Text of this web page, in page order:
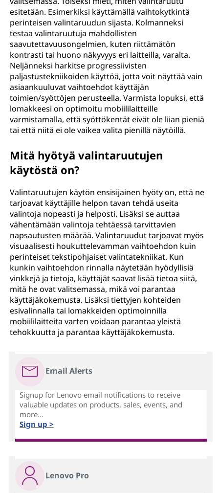
esitetään. Esimerkiksi käyttämällä vaihtokytkintä
perinteisen valintaruudun sijasta. Kolmanneksi
testaa valintaruutuja mahdollisten
saavutettavuusongelmien, kuten riittämätön
kontrasti tai huono näkyvyys eri laitteilla, varalta.
Neljänneksi harkitse progressiivisten
paljastustekniikoiden käyttöä, jotta voit näyttää vain
asiaankuuluvat vaihtoehdot käyttäjän
toimien/syöttöjen perusteella. Varmista lopuksi, että
lomakkeesi on optimoitu mobiililaitteille
varmistamalla, että syöttökentät eivät ole liian pieniä
tai että niitä ei ole vaikea valita pienillä näytöillä.
Mitä hyötyä valintaruutujen
käytöstä on?
Valintaruutujen käytön ensisijainen hyöty on, että ne
tarjoavat käyttäjille helpon tavan tehdä useita
valintoja nopeasti ja helposti. Lisäksi se auttaa
vähentämään valintoja tehtäessä tarvittavien
napsautusten määrää. Valintaruudut tarjoavat myös
visuaalisesti houkuttelevamman vaihtoehdon kuin
perinteiset tekstipohjaiset valintatekniikat. Kun
kunkin vaihtoehdon rinnalla näytetään hyödyllisiä
vinkkejä ja tietoja, käyttäjät saavat lisää tietoa siitä,
mitä he ovat valitsemassa, mikä voi parantaa
käyttäjäkokemusta. Lisäksi tiettyjen kohteiden
esivalinnalla tai lomakkeiden optimoinnilla
mobiililaitteita varten voidaan parantaa yleistä
tehokkuutta ja parantaa käyttäjäkokemusta.
Email Alerts
Signup for Lenovo email notifications to receive
valuable updates on products, sales, events, and
more...
Sign up >
Lenovo Pro